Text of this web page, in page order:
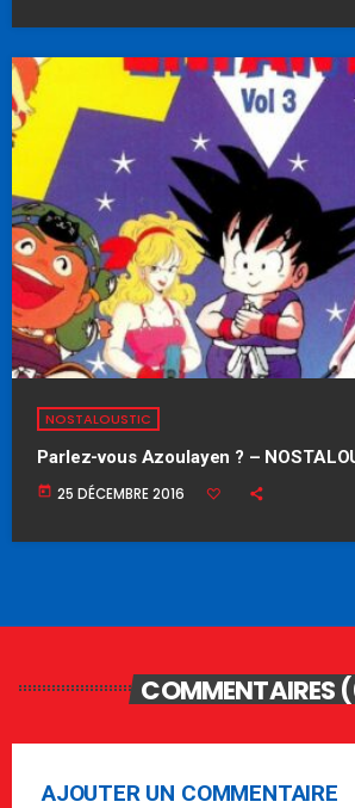
NOSTALOUSTIC
Parlez-vous Azoulayen ? –
today 25 DÉCEMBRE 2016
COMMENTAIRES
AJOUTER UN COMMENTAIRE